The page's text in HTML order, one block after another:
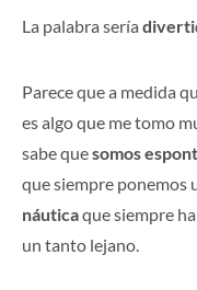
La palabra sería
Parece que a medida
es algo que me tomo
sabe quesomos
que siempre ponemos
náuticaque siempre
un tanto lejano.